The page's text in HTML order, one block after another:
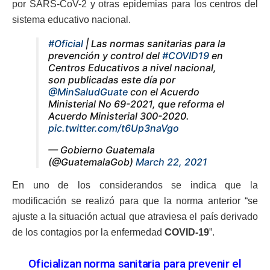
por SARS-CoV-2 y otras epidemias para los centros del
sistema educativo nacional.
#Oficial | Las normas sanitarias para la
prevención y control del #COVID19 en
Centros Educativos a nivel nacional,
son publicadas este día por
@MinSaludGuate con el Acuerdo
Ministerial No 69-2021, que reforma el
Acuerdo Ministerial 300-2020.
pic.twitter.com/t6Up3naVgo
— Gobierno Guatemala
(@GuatemalaGob) March 22, 2021
En uno de los considerandos se indica que la
modificación se realizó para que la norma anterior “se
ajuste a la situación actual que atraviesa el país derivado
de los contagios por la enfermedad COVID-19”.
Oficializan norma sanitaria para prevenir el